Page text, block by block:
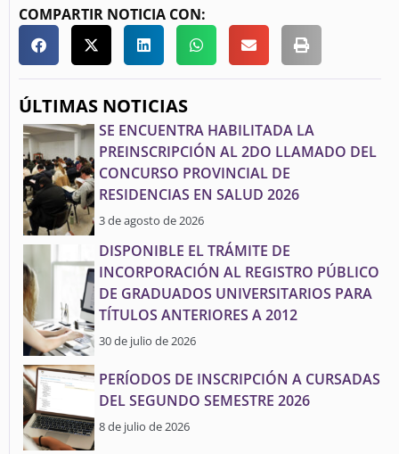
COMPARTIR NOTICIA CON:
ÚLTIMAS NOTICIAS
SE ENCUENTRA HABILITADA LA
PREINSCRIPCIÓN AL 2DO LLAMADO DEL
CONCURSO PROVINCIAL DE
RESIDENCIAS EN SALUD 2026
3 de agosto de 2026
DISPONIBLE EL TRÁMITE DE
INCORPORACIÓN AL REGISTRO PÚBLICO
DE GRADUADOS UNIVERSITARIOS PARA
TÍTULOS ANTERIORES A 2012
30 de julio de 2026
PERÍODOS DE INSCRIPCIÓN A CURSADAS
DEL SEGUNDO SEMESTRE 2026
8 de julio de 2026